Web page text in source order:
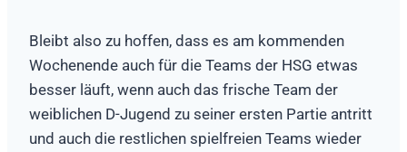
Bleibt also zu hoffen, dass es am kommenden
Wochenende auch für die Teams der HSG etwas
besser läuft, wenn auch das frische Team der
weiblichen D-Jugend zu seiner ersten Partie antritt
und auch die restlichen spielfreien Teams wieder